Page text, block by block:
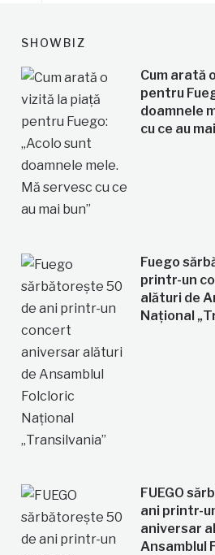
SHOWBIZ
Cum arată
pentru
doamnele
cu ce au
Fuego
printr-un
alături de
Național
FUEGO
ani printr-
aniversar
Ansamblul